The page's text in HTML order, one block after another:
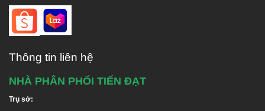
Thông tin liên hệ
NHÀ PHÂN PHỐI TIẾN ĐẠT
Trụ sở: